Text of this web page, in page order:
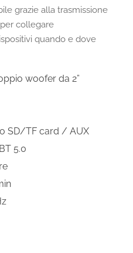
grazie alla trasmissione
collegare
quando e dove
woofer da 2”
SD/TF card / AUX
5.0